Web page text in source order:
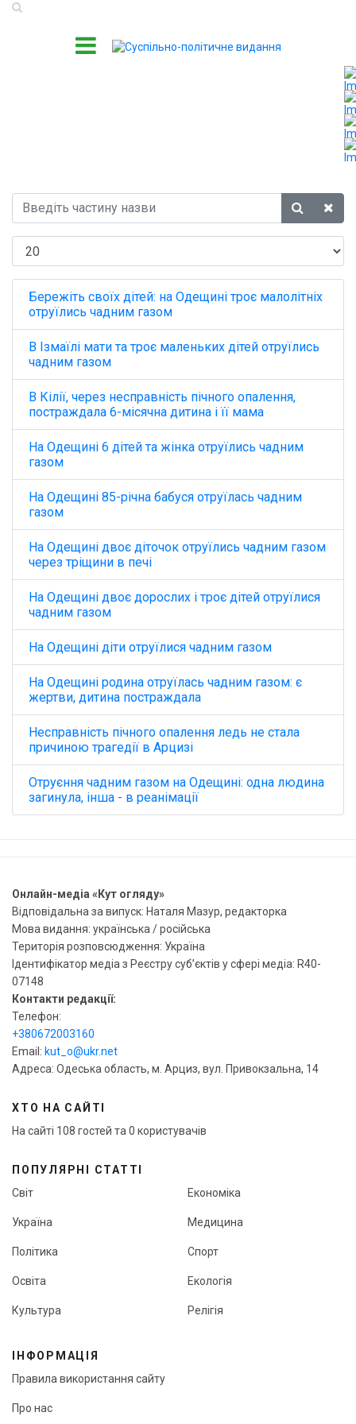
Бережіть своїх дітей: на Одещині троє малолітніх
отруїлись чадним газом
В Ізмаїлі мати та троє маленьких дітей отруїлись
чадним газом
В Кілії, через несправність пічного опалення,
постраждала 6-місячна дитина і її мама
На Одещині 6 дітей та жінка отруїлись чадним
газом
На Одещині 85-річна бабуся отруїлась чадним
газом
На Одещині двоє діточок отруїлись чадним газом
через тріщини в печі
На Одещині двоє дорослих і троє дітей отруїлися
чадним газом
На Одещині діти отруїлися чадним газом
На Одещині родина отруїлась чадним газом: є
жертви, дитина постраждала
Несправність пічного опалення ледь не стала
причиною трагедії в Арцизі
Отруєння чадним газом на Одещині: одна людина
загинула, інша - в реанімації
Онлайн-медіа «Кут огляду»
Відповідальна за випуск: Наталя Мазур, редакторка
Мова видання: українська / російська
Територія розповсюдження: Україна
Ідентифікатор медіа з Реєстру суб’єктів у сфері медіа: R40-
07148
Контакти редакції:
Телефон:
+380672003160
Email: kut_o@ukr.net
Адреса: Одеська область, м. Арциз, вул. Привокзальна, 14
ХТО НА САЙТІ
На сайті 108 гостей та 0 користувачів
ПОПУЛЯРНІ СТАТТІ
Світ
Україна
Політика
Освіта
Культура
Економіка
Медицина
Спорт
Екологія
Релігія
ІНФОРМАЦІЯ
Правила використання сайту
Про нас